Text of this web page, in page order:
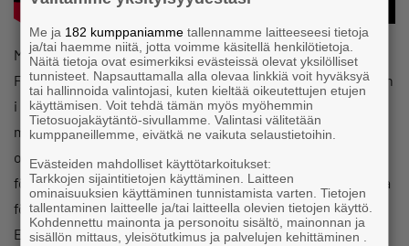
Mellersta Österbottens Företagare ordnade den regionala
Företagargalan 15.11.2025 i Karleby. I år genomfördes festen
i en unik miljö – i de nya produktionslokalerna hos
medlemsföretaget Jukkola Systems Oy, mitt i företagandet
och dess vardag. Under kvällen delades de regionala
företagarpriserna ut, och man firade regionens mångsidiga
företagande, gemenskap och framgångsberättelser.
Evenemanget samlade över 200 deltagare för att fira
Me ja 182 kumppaniamme tallennamme laitteeseesi tietoja
ja/tai haemme niitä, jotta voimme käsitellä henkilötietoja.
Näitä tietoja ovat esimerkiksi evästeissä olevat yksilölliset
tunnisteet. Napsauttamalla alla olevaa linkkiä voit hyväksyä
tai hallinnoida valintojasi, kuten kieltää oikeutettujen etujen
käyttämisen. Voit tehdä tämän myös myöhemmin
Tietosuojakäytäntö-sivullamme. Valintasi välitetään
kumppaneillemme, eivätkä ne vaikuta selaustietoihin.
Evästeiden mahdolliset käyttötarkoitukset:
Tarkkojen sijaintitietojen käyttäminen. Laitteen
ominaisuuksien käyttäminen tunnistamista varten. Tietojen
tallentaminen laitteelle ja/tai laitteella olevien tietojen käyttö.
Kohdennettu mainonta ja personoitu sisältö, mainonnan ja
sisällön mittaus, yleisötutkimus ja palvelujen kehittäminen .